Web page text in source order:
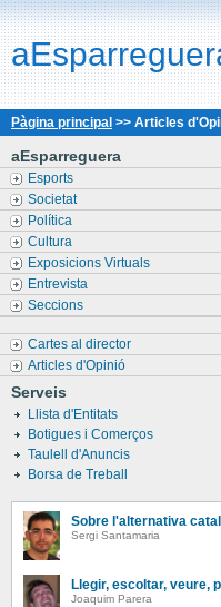
Pàgina principal >> Articles
aEsparreguera
Esports
Societat
Política
Cultura
Exposicions Virtuals
Entrevista
Seccions
Cartes al director
Articles d'Opinió
Serveis
Llista d'Entitats
Botigues i Comerços
Taulell d'Anuncis
Borsa de Treball
Sobre l'alternativa
Sergi Santamaria
Llegir, escoltar, veure,
Joaquim Parera